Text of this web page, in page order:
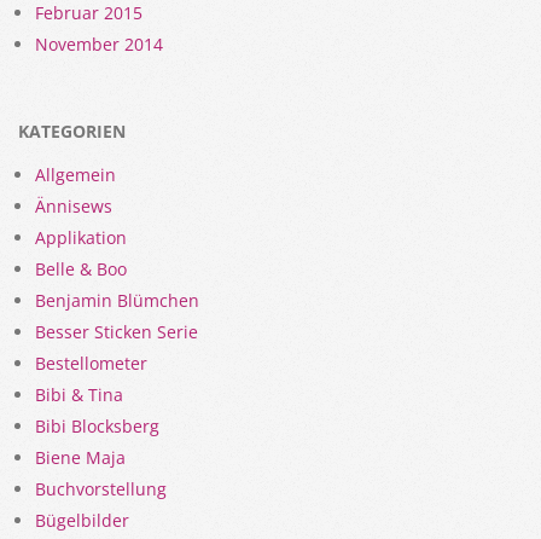
Februar 2015
November 2014
KATEGORIEN
Allgemein
Ännisews
Applikation
Belle & Boo
Benjamin Blümchen
Besser Sticken Serie
Bestellometer
Bibi & Tina
Bibi Blocksberg
Biene Maja
Buchvorstellung
Bügelbilder